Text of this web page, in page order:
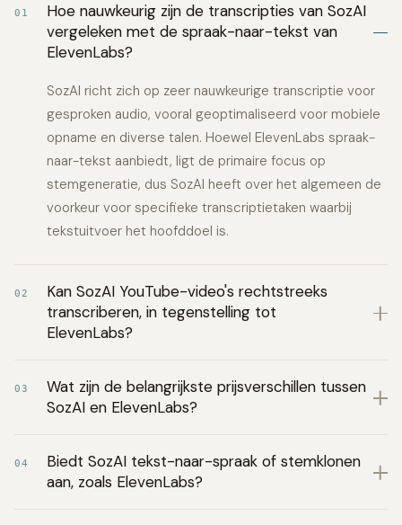
01
Hoe nauwkeurig zijn de transcripties van SozAI
vergeleken met de spraak-naar-tekst van
ElevenLabs?
SozAI richt zich op zeer nauwkeurige transcriptie voor
gesproken audio, vooral geoptimaliseerd voor mobiele
opname en diverse talen. Hoewel ElevenLabs spraak-
naar-tekst aanbiedt, ligt de primaire focus op
stemgeneratie, dus SozAI heeft over het algemeen de
voorkeur voor specifieke transcriptietaken waarbij
tekstuitvoer het hoofddoel is.
02
Kan SozAI YouTube-video's rechtstreeks
transcriberen, in tegenstelling tot
ElevenLabs?
03
Wat zijn de belangrijkste prijsverschillen tussen
SozAI en ElevenLabs?
04
Biedt SozAI tekst-naar-spraak of stemklonen
aan, zoals ElevenLabs?